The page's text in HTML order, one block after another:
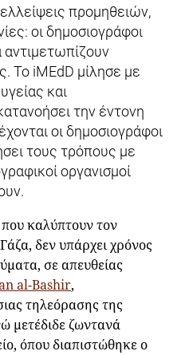
προμηθειών,
οι δημοσιογράφοι
Το iMEdD μίλησε με
και
την έντονη
οι δημοσιογράφοι
τους τρόπους με
οργανισμοί
καλύπτουν τον
δεν υπάρχει χρόνος
σε απευθείας
al-Bashir,
τηλεόρασης της
μετέδιδε ζωντανά
όπου διαπιστώθηκε ο